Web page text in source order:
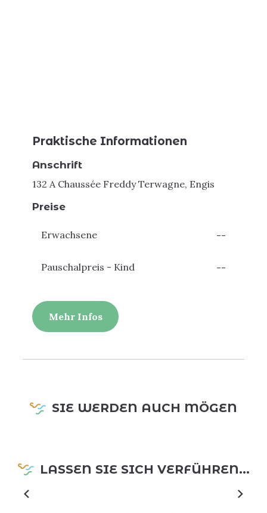
Praktische Informationen
Anschrift
132 A Chaussée Freddy Terwagne, Engis
Preise
Erwachsene --
Pauschalpreis - Kind --
Mehr Infos
SIE WERDEN AUCH MÖGEN
LASSEN SIE SICH VERFÜHREN...